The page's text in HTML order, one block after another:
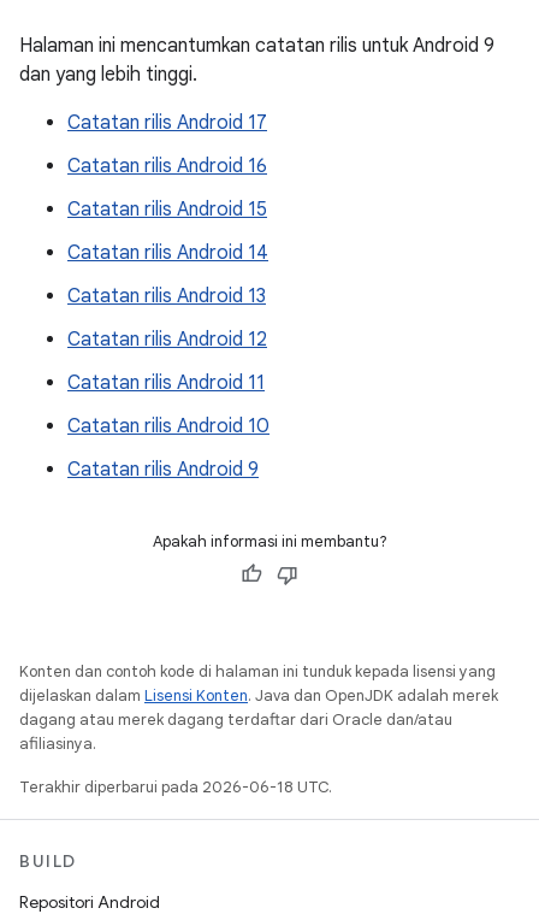
Halaman ini mencantumkan catatan rilis untuk Android 9
dan yang lebih tinggi.
Catatan rilis Android 17
Catatan rilis Android 16
Catatan rilis Android 15
Catatan rilis Android 14
Catatan rilis Android 13
Catatan rilis Android 12
Catatan rilis Android 11
Catatan rilis Android 10
Catatan rilis Android 9
Apakah informasi ini membantu?
Konten dan contoh kode di halaman ini tunduk kepada lisensi yang
dijelaskan dalam Lisensi Konten. Java dan OpenJDK adalah merek
dagang atau merek dagang terdaftar dari Oracle dan/atau
afiliasinya.
Terakhir diperbarui pada 2026-06-18 UTC.
BUILD
Repositori Android